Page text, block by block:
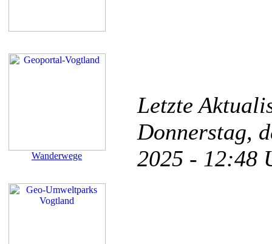
Wanderwege
Letzte
Donnerstag,
2025 -